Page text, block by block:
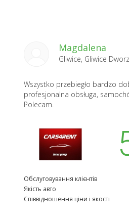
Magdalena
Wszystko przebiegło bardzo
profesjonalna obsługa,
Polecam.
Обслуговування клієнтів
Якість авто
Співвідношення ціни і якості